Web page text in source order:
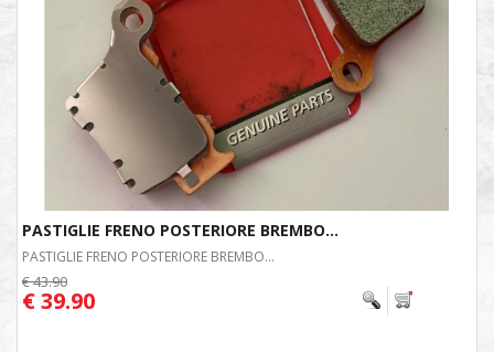
PASTIGLIE FRENO POSTERIORE BREMBO...
PASTIGLIE FRENO POSTERIORE BREMBO...
€ 43.90
€ 39.90